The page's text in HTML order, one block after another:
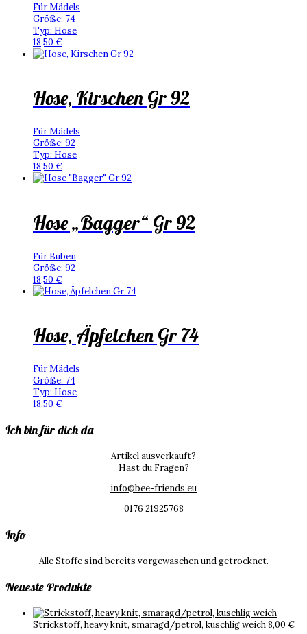
Für Mädels
Größe: 74
Typ: Hose
18,50 €
Hose, Kirschen Gr 92
Für Mädels
Größe: 92
Typ: Hose
18,50 €
Hose „Bagger“ Gr 92
Für Buben
Größe: 92
18,50 €
Hose, Äpfelchen Gr 74
Für Mädels
Größe: 74
Typ: Hose
18,50 €
Ich bin für dich da
Artikel ausverkauft?
Hast du Fragen?
info@bee-friends.eu
0176 21925768
Info
Alle Stoffe sind bereits vorgewaschen und getrocknet.
Neueste Produkte
Strickstoff, heavy knit, smaragd/petrol, kuschlig weich8,00 €